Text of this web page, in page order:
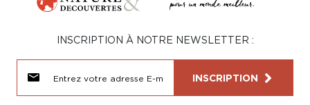
INSCRIPTION À NOTRE NEWSLETTER :
INSCRIPTION